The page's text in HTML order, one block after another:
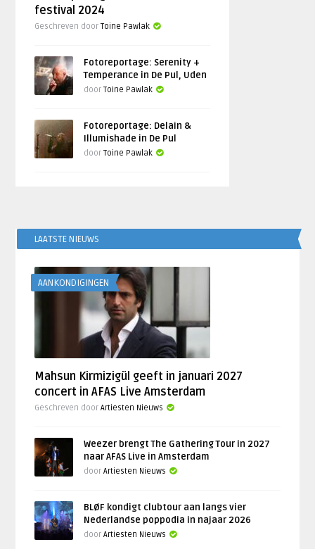
festival 2024
Geschreven doorToine Pawlak
Fotoreportage: Serenity +
Temperance in De Pul, Uden
doorToine Pawlak
Fotoreportage: Delain &
Illumishade in De Pul
doorToine Pawlak
LAATSTE NIEUWS
AANKONDIGINGEN
Mahsun Kirmizigül geeft in januari 2027
concert in AFAS Live Amsterdam
Geschreven doorArtiesten Nieuws
Weezer brengt The Gathering Tour in 2027
naar AFAS Live in Amsterdam
doorArtiesten Nieuws
BLØF kondigt clubtour aan langs vier
Nederlandse poppodia in najaar 2026
doorArtiesten Nieuws